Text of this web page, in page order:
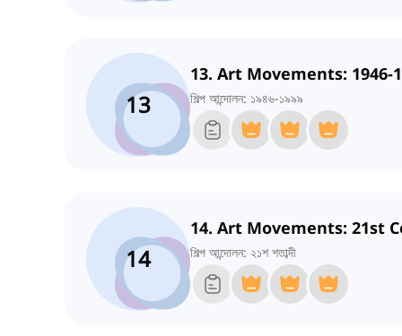
13
13. Art Movements: 1946-
শিল্প আন্দোলন: ১৯৪৬-১৯৯৯
14
14. Art Movements: 21st
শিল্প আন্দোলন: ২১শ শতাব্দী